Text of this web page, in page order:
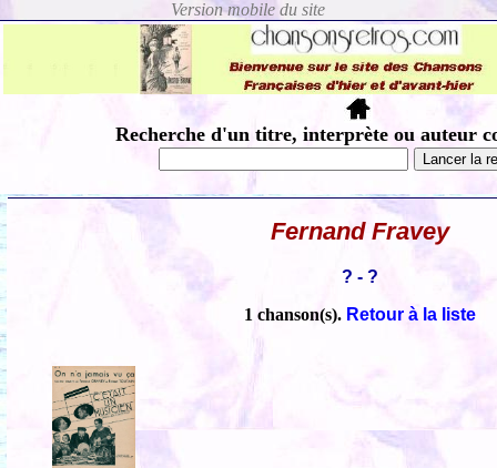
Recherche d'un titre, interprète ou auteur
Fernand Fravey
? - ?
1 chanson(s). Retour à la liste